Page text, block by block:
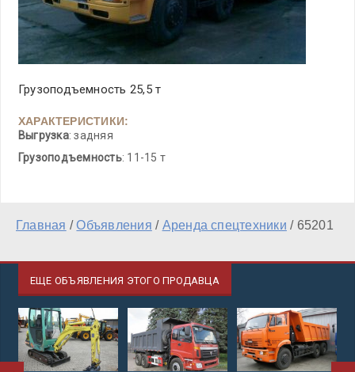
Грузоподъемность 25,5 т
ХАРАКТЕРИСТИКИ:
Выгрузка: задняя
Грузоподъемность: 11-15 т
Главная /Объявления / Аренда спецтехники / 65201
ЕЩЕ ОБЪЯВЛЕНИЯ ЭТОГО ПРОДАВЦА